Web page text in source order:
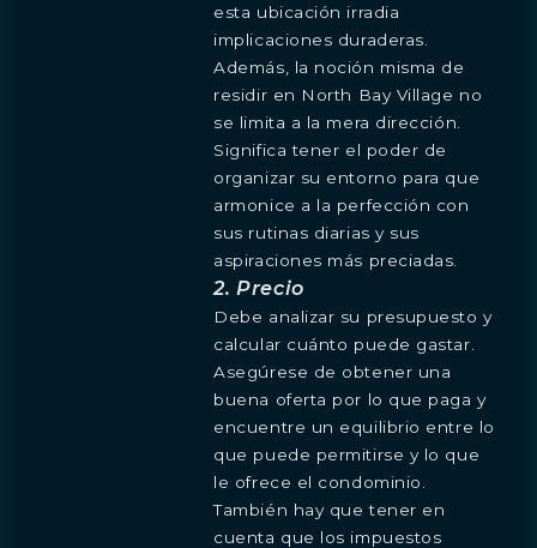
esta ubicación irradia
implicaciones duraderas.
Además, la noción misma de
residir en North Bay Village no
se limita a la mera dirección.
Significa tener el poder de
organizar su entorno para que
armonice a la perfección con
sus rutinas diarias y sus
aspiraciones más preciadas.
2. Precio
Debe analizar su presupuesto y
calcular cuánto puede gastar.
Asegúrese de obtener una
buena oferta por lo que paga y
encuentre un equilibrio entre lo
que puede permitirse y lo que
le ofrece el condominio.
También hay que tener en
cuenta que los impuestos